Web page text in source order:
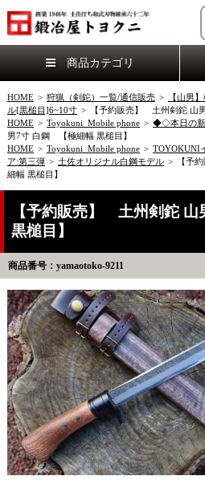
商品カテゴリ
HOME > 狩猟（剣鉈）一覧/通信販売 > 【山男
ル[黒槌目]6~10寸 >
【予約販売】 土州剣鉈 山
HOME > Toyokuni_Mobile phone > ◆◇本日の
男7寸 白鋼 【極細幅 黒槌目】
HOME > Toyokuni_Mobile phone > TOYOKUNI
ア:第三弾 > 土佐オリジナル白鋼モデル >
【予
細幅 黒槌目】
【予約販売】 土州剣鉈
黒槌目】
商品番号：yamaotoko-9211